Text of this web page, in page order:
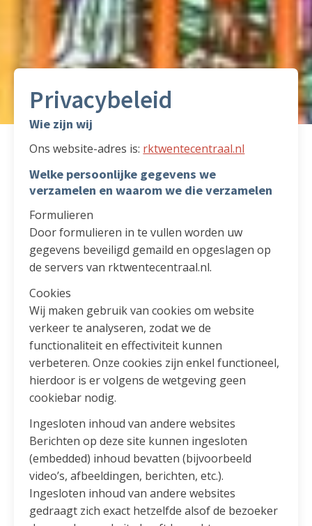
Privacybeleid
Wie zijn wij
Ons website-adres is: rktwentecentraal.nl
Welke persoonlijke gegevens we
verzamelen en waarom we die verzamelen
Formulieren
Door formulieren in te vullen worden uw
gegevens beveiligd gemaild en opgeslagen op
de servers van rktwentecentraal.nl.
Cookies
Wij maken gebruik van cookies om website
verkeer te analyseren, zodat we de
functionaliteit en effectiviteit kunnen
verbeteren. Onze cookies zijn enkel functioneel,
hierdoor is er volgens de wetgeving geen
cookiebar nodig.
Ingesloten inhoud van andere websites
Berichten op deze site kunnen ingesloten
(embedded) inhoud bevatten (bijvoorbeeld
video’s, afbeeldingen, berichten, etc.).
Ingesloten inhoud van andere websites
gedraagt zich exact hetzelfde alsof de bezoeker